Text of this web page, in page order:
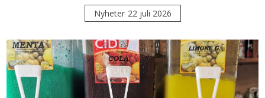
Nyheter 22 juli 2026